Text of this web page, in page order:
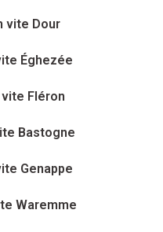
vite Dour
Éghezée
Fléron
Bastogne
Genappe
Waremme